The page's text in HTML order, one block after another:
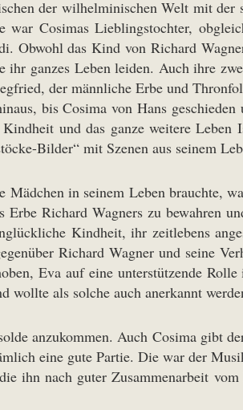
der wilhelminischen Welt mit der
war Cosimas Lieblingstochter,
das Kind von Richard
ganzes Leben leiden. Auch ihre
der männliche Erbe und
bis Cosima von Hans
und das ganze weitere Leben
Bilder“ mit Szenen aus seinem
in seinem Leben brauchte,
Richard Wagners zu bewahren
Kindheit, ihr zeitlebens
Richard Wagner und seine
Eva auf eine unterstützende Rolle
wollte als solche auch anerkannt
anzukommen. Auch Cosima gibt
eine gute Partie. Die war der
ihn nach guter Zusammenarbeit